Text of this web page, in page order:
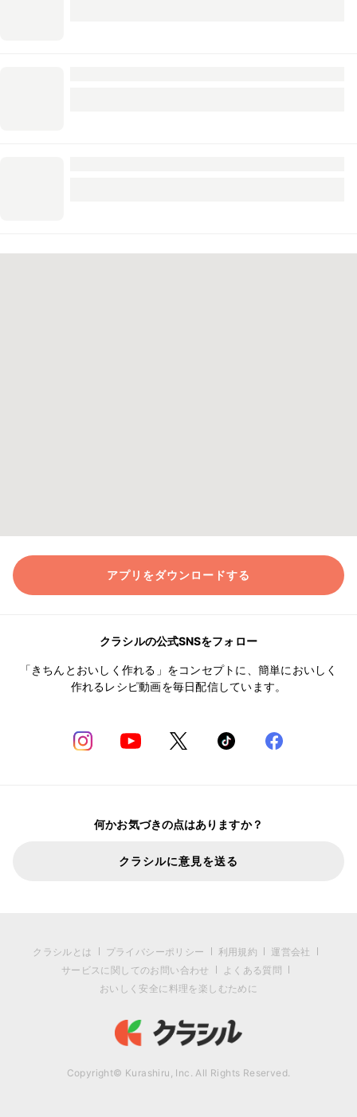
アプリをダウンロードする
クラシルの公式SNSをフォロー
「きちんとおいしく作れる」をコンセプトに、簡単においしく
作れるレシピ動画を毎日配信しています。
何かお気づきの点はありますか？
クラシルに意見を送る
クラシルとは プライバシーポリシー 利用規約
運営会社
サービスに関してのお問い合わせ
よくある質問
おいしく安全に料理を楽しむために
Copyright© Kurashiru, Inc. All Rights Reserved.